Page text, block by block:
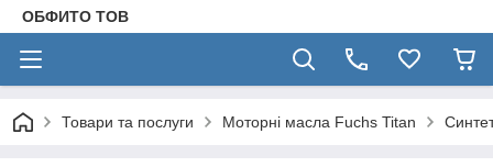
ОБФИТО ТОВ
Товари та послуги Моторні масла Fuchs Titan